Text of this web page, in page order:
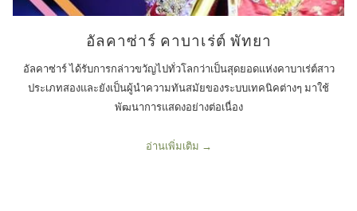
อัลคาซ่าร์ คาบาเร่ต์ พัทยา
อัลคาซ่าร์ ได้รับการกล่าวขวัญไปทั่วโลกว่าเป็นสุดยอดแห่งคาบาเร่ต์สาว
ประเภทสองและยังเป็นผู้นำความทันสมัยของระบบเทคนิคต่างๆ มาใช้
พัฒนาการแสดงอย่างต่อเนื่อง
อ่านเพิ่มเติม